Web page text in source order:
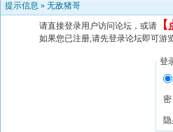
提示信息 » 无敌猪哥
请直接登录用户访问论坛，或请 【
如果您已注册,请先登录论坛即可游
登